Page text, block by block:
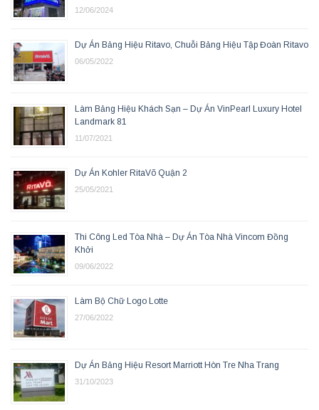
12/06/2024
Dự Án Bảng Hiệu Ritavo, Chuỗi Bảng Hiệu Tập Đoàn Ritavo
06/05/2022
Làm Bảng Hiệu Khách Sạn – Dự Án VinPearl Luxury Hotel
Landmark 81
11/07/2021
Dự Án Kohler RitaVõ Quận 2
25/05/2021
Thi Công Led Tòa Nhà – Dự Án Tòa Nhà Vincom Đồng
Khởi
09/06/2022
Làm Bộ Chữ Logo Lotte
27/06/2022
Dự Án Bảng Hiệu Resort Marriott Hòn Tre Nha Trang
31/10/2023